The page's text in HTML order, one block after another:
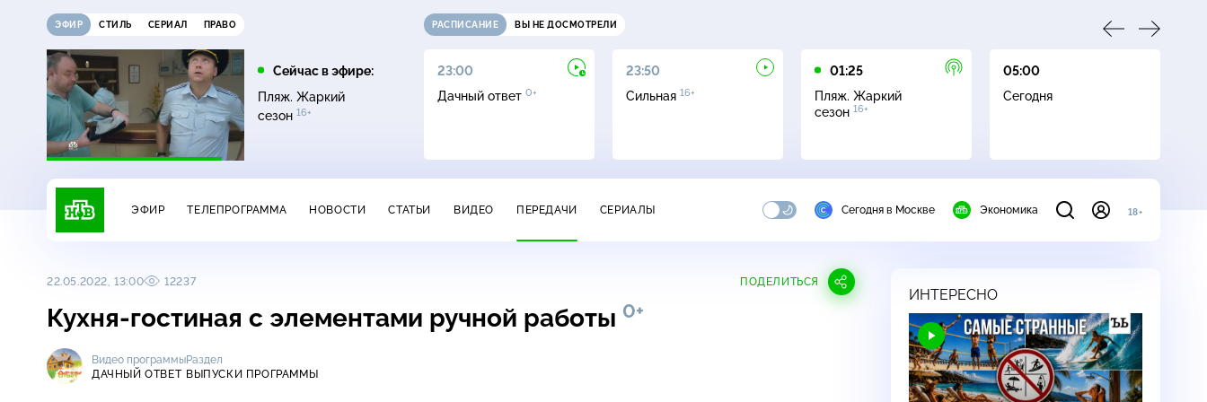
ЭФИР СТИЛЬ СЕРИАЛ ПРАВО
Сейчас в эфире:
Пляж. Жаркий
сезон 16+
РАСПИСАНИЕ ВЫ НЕ ДОСМОТРЕЛИ
16:00
Сегодня
17:00
Невский. Чужой среди
чужих 16+
23:00
Дачный ответ 0+
23:50
Сильная 16+
01:25
Пляж. Жаркий
сезон 16+
05:00
Сегодня
ЭФИР ТЕЛЕПРОГРАММА НОВОСТИ СТАТЬИ ВИДЕО ПЕРЕДАЧИ СЕРИАЛЫ Сегодня в Москве Экономика 18+
22.05.2022, 13:00 12237 ПОДЕЛИТЬСЯ
Кухня-гостиная с элементами ручной работы 0+
Видео программы
ДАЧНЫЙ ОТВЕТ
Раздел
ВЫПУСКИ ПРОГРАММЫ
ИНТЕРЕСНО